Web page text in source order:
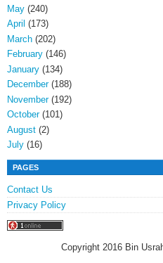
May (240)
April (173)
March (202)
February (146)
January (134)
December(188)
November(192)
October(101)
August (2)
July (16)
PAGES
Contact Us
Privacy Policy
Copyright 2016 Bin